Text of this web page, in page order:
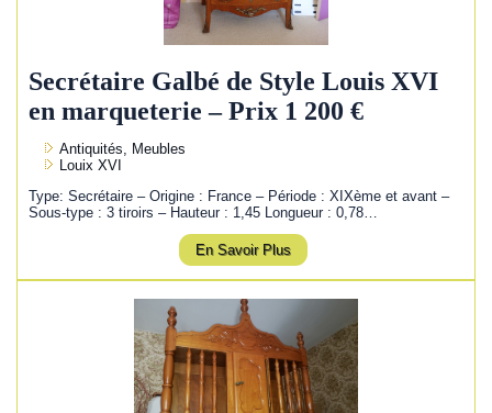
Secrétaire Galbé de Style Louis XVI
en marqueterie – Prix 1 200 €
Antiquités, Meubles
Louix XVI
Type: Secrétaire – Origine : France – Période : XIXème et avant –
Sous-type : 3 tiroirs – Hauteur : 1,45 Longueur : 0,78…
En Savoir Plus